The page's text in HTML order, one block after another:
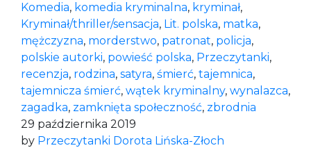
Komedia, komedia kryminalna, kryminał,
Kryminał/thriller/sensacja, Lit. polska, matka,
mężczyzna, morderstwo, patronat, policja,
polskie autorki, powieść polska, Przeczytanki,
recenzja, rodzina, satyra, śmierć, tajemnica,
tajemnicza śmierć, wątek kryminalny, wynalazca,
zagadka, zamknięta społeczność, zbrodnia
29 października 2019
by Przeczytanki Dorota Lińska-Złoch